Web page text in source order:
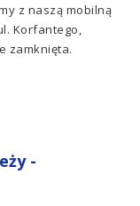
z naszą mobilną
Korfantego,
zamknięta.
-